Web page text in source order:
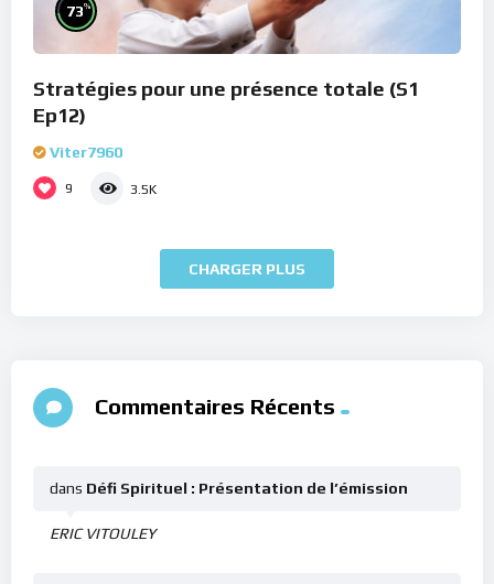
73%
Stratégies pour une présence totale (S1
Ep12)
Viter7960
9 3.5K
CHARGER PLUS
Commentaires Récents
ERIC VITOULEY
dans Défi Spirituel : Présentation de l’émission